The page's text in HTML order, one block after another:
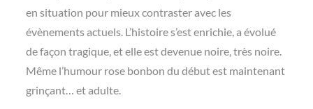
en situation pour mieux contraster avec les
évènements actuels. L’histoire s’est enrichie, a évolué
de façon tragique, et elle est devenue noire, très noire.
Même l’humour rose bonbon du début est maintenant
grinçant… et adulte.